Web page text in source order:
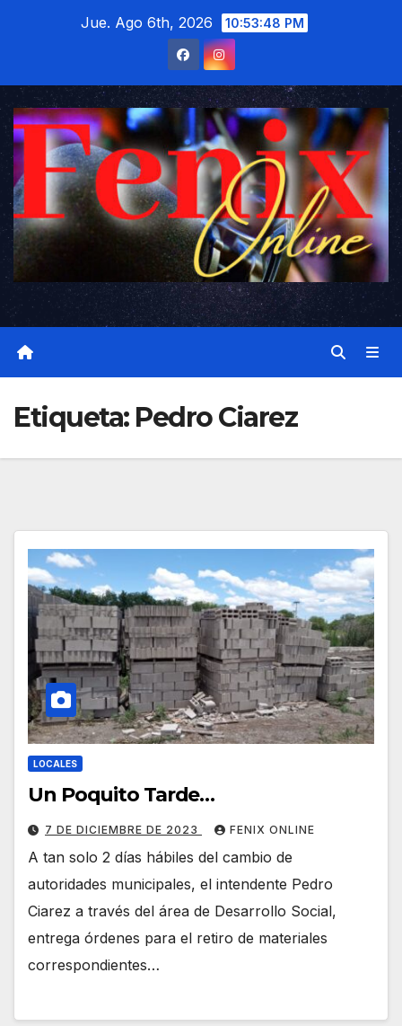
Jue. Ago 6th, 2026 10:53:49 PM
Etiqueta: Pedro Ciarez
LOCALES
Un Poquito Tarde…
7 DE DICIEMBRE DE 2023 FENIX ONLINE
A tan solo 2 días hábiles del cambio de
autoridades municipales, el intendente Pedro
Ciarez a través del área de Desarrollo Social,
entrega órdenes para el retiro de materiales
correspondientes…